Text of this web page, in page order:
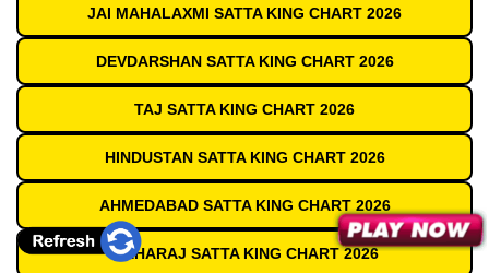
JAI MAHALAXMI SATTA KING CHART 2026
DEVDARSHAN SATTA KING CHART 2026
TAJ SATTA KING CHART 2026
HINDUSTAN SATTA KING CHART 2026
AHMEDABAD SATTA KING CHART 2026
MAHARAJ SATTA KING CHART 2026